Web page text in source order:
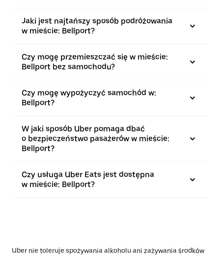
Jaki jest najtańszy sposób podróżowania
w mieście: Bellport?
Czy mogę przemieszczać się w mieście:
Bellport bez samochodu?
Czy mogę wypożyczyć samochód w:
Bellport?
W jaki sposób Uber pomaga dbać
o bezpieczeństwo pasażerów w mieście:
Bellport?
Czy usługa Uber Eats jest dostępna
w mieście: Bellport?
Uber nie toleruje spożywania alkoholu ani zażywania środków